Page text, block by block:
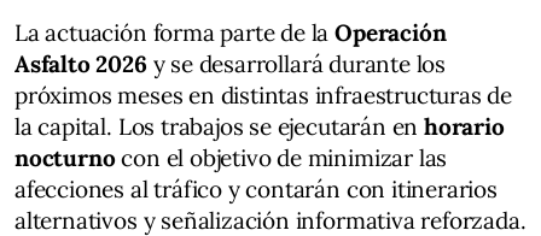
La actuación forma parte de laOperación
Asfalto 2026 y se desarrollará durante los
próximos meses en distintas infraestructuras de
la capital. Los trabajos se ejecutarán enhorario
nocturnocon el objetivo de minimizar las
afecciones al tráfico y contarán con itinerarios
alternativos y señalización informativa reforzada.